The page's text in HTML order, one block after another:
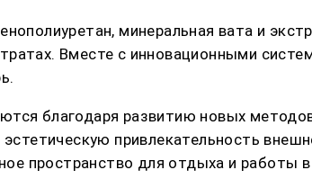
минеральная вата и
Вместе с инновационными
благодаря развитию новых
привлекательность
пространство для отдыха и работы в